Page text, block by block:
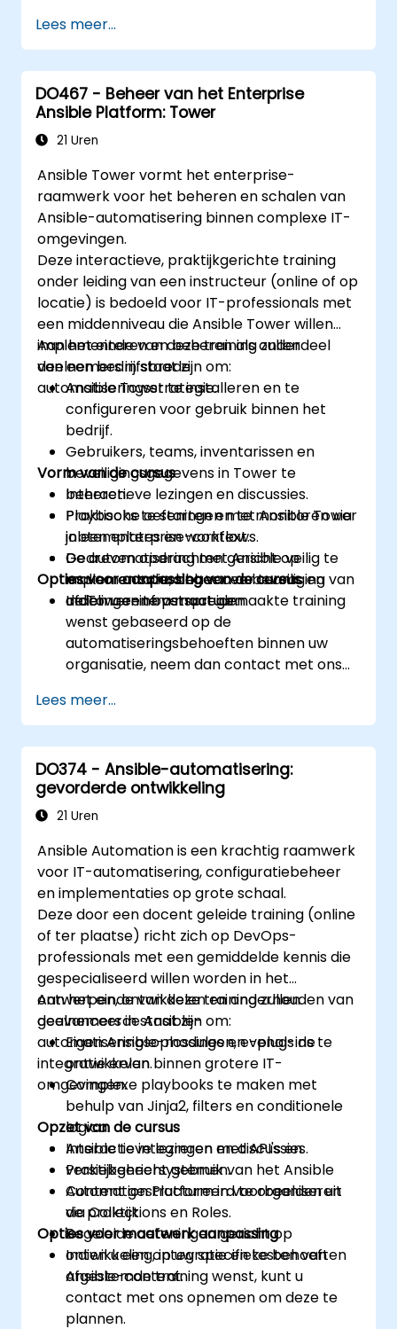
Lees meer...
DO467 - Beheer van het Enterprise
Ansible Platform: Tower
21 Uren
Ansible Tower vormt het enterprise-
raamwerk voor het beheren en schalen van
Ansible-automatisering binnen complexe IT-
omgevingen.
Deze interactieve, praktijkgerichte training
onder leiding van een instructeur (online of op
locatie) is bedoeld voor IT-professionals met
een middenniveau die Ansible Tower willen
implementeren en beheren als onderdeel
van een bedrijfsbrede
automatiseringsstrategie.
Aan het einde van deze training zullen
deelnemers in staat zijn om:
Ansible Tower te installeren en te
configureren voor gebruik binnen het
bedrijf.
Gebruikers, teams, inventarissen en
beveiligingsgegevens in Tower te
beheren.
Playbooks te starten en te monitoren via
jobtemplates en workflows.
De automatisering met Ansible veilig te
maken en schaalbaar over teams en
afdelingen te verspreiden.
Vorm van de cursus
Interactieve lezingen en discussies.
Praktische oefeningen met Ansible Tower
in een enterprise-context.
Gedreven opdrachten gericht op
implementatie, beheer en beveiliging van
de Tower-infrastructuur.
Opties voor aanpassing van de cursus
Indien u een op maat gemaakte training
wenst gebaseerd op de
automatiseringsbehoeften binnen uw
organisatie, neem dan contact met ons
Lees meer...
DO374 - Ansible-automatisering:
gevorderde ontwikkeling
21 Uren
Ansible Automation is een krachtig raamwerk
voor IT-automatisering, configuratiebeheer
en implementaties op grote schaal.
Deze door een docent geleide training (online
of ter plaatse) richt zich op DevOps-
professionals met een gemiddelde kennis die
gespecialiseerd willen worden in het
ontwerpen, ontwikkelen en onderhouden van
geavanceerde Ansible-
automatiseringsoplossingen, evenals de
integratie ervan binnen grotere IT-
omgevingen.
Aan het einde van deze training zullen
deelnemers in staat zijn om:
Eigen Ansible-modules en -plug-ins te
ontwikkelen.
Complexe playbooks te maken met
behulp van Jinja2, filters en conditionele
logica.
Ansible te integreren met API's en
versiebeheersystemen.
Content gestructureerd te organiseren
via Collections en Roles.
Opzet van de cursus
Interactieve lezingen en discussies.
Praktijkgericht gebruik van het Ansible
Automation Platform in voorbeelden uit
de praktijk.
Begeleide oefeningen gericht op
ontwikkeling, integratie en testen van
Ansible-content.
Opties voor maatwerk aanpassing
Indien u een op uw specifieke behoeften
afgestemde training wenst, kunt u
contact met ons opnemen om deze te
plannen.